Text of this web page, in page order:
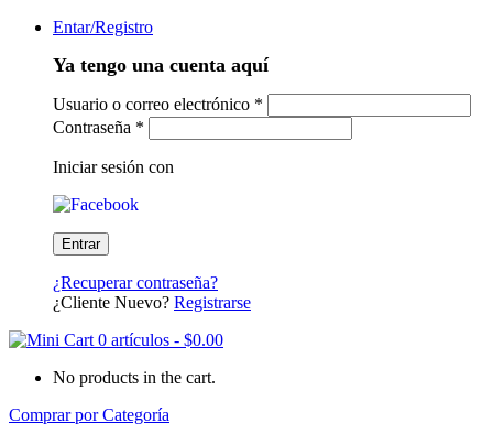
Entar/Registro
Ya tengo una cuenta aquí
Usuario o correo electrónico *
Contraseña *
Iniciar sesión con
¿Recuperar contraseña?
¿Cliente Nuevo? Registrarse
0 artículos - $0.00
No products in the cart.
Comprar por Categoría